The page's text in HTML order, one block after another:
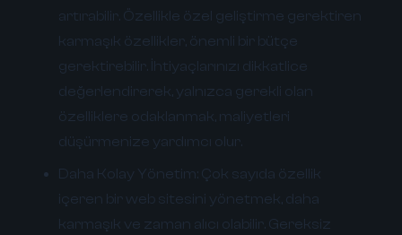
artırabilir. Özellikle özel geliştirme gerektiren
karmaşık özellikler, önemli bir bütçe
gerektirebilir. İhtiyaçlarınızı dikkatlice
değerlendirerek, yalnızca gerekli olan
özelliklere odaklanmak, maliyetleri
düşürmenize yardımcı olur.
Daha Kolay Yönetim: Çok sayıda özellik
içeren bir web sitesini yönetmek, daha
karmaşık ve zaman alıcı olabilir. Gereksiz